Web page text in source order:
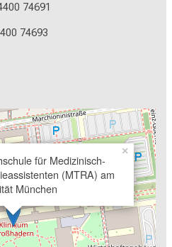
74691
74693
für Medizinisch-
(MTRA) am
München
×